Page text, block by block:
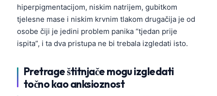
hiperpigmentacijom, niskim natrijem, gubitkom
tjelesne mase i niskim krvnim tlakom drugačija je od
osobe čiji je jedini problem panika “tjedan prije
ispita”, i ta dva pristupa ne bi trebala izgledati isto.
Pretrage štitnjače mogu izgledati
točno kao anksioznost